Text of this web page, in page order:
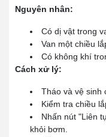
Nguyên nhân:
Có dị vật trong
Van một chiều
Có không khí
Cách xử lý:
Tháo và vệ sinh
Kiểm tra chiều
Nhấn nút "Liên
khỏi bơm.